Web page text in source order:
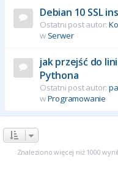
Debian 10 SSL
Ostatni post autor:
w Serwer
jak przejść do
Pythona
Ostatni post autor:
wProgramowanie
Znaleziono więcej niż 1000